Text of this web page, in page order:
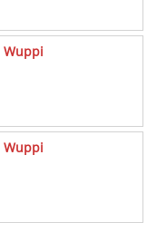
Wuppi
Wuppi